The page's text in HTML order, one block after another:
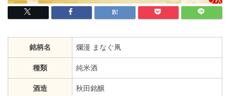
銘柄名 爛漫 まなぐ凧
種類 純米酒
酒造 秋田銘醸